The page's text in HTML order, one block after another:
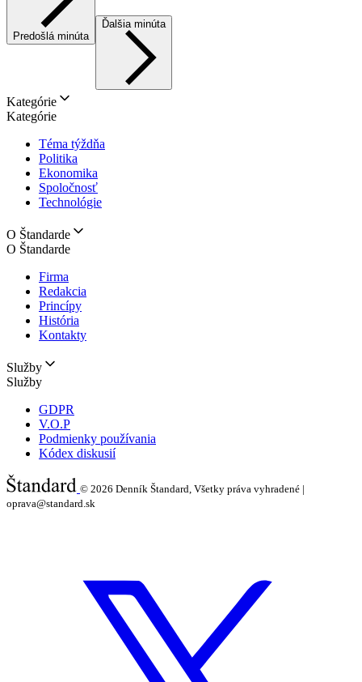
Predošlá minúta
Ďalšia minúta
Kategórie
Kategórie
Téma týždňa
Politika
Ekonomika
Spoločnosť
Technológie
O Štandarde
O Štandarde
Firma
Redakcia
Princípy
História
Kontakty
Služby
Služby
GDPR
V.O.P
Podmienky používania
Kódex diskusií
© 2026 Denník Štandard, Všetky práva vyhradené |
oprava@standard.sk